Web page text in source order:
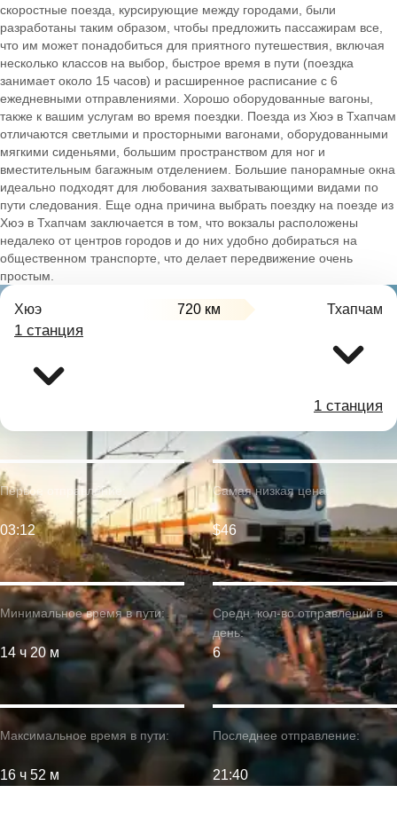
скоростные поезда, курсирующие между городами, были
разработаны таким образом, чтобы предложить пассажирам все,
что им может понадобиться для приятного путешествия, включая
несколько классов на выбор, быстрое время в пути (поездка
занимает около 15 часов) и расширенное расписание с 6
ежедневными отправлениями. Хорошо оборудованные вагоны,
также к вашим услугам во время поездки. Поезда из Хюэ в Тхапчам
отличаются светлыми и просторными вагонами, оборудованными
мягкими сиденьями, большим пространством для ног и
вместительным багажным отделением. Большие панорамные окна
идеально подходят для любования захватывающими видами по
пути следования. Еще одна причина выбрать поездку на поезде из
Хюэ в Тхапчам заключается в том, что вокзалы расположены
недалеко от центров городов и до них удобно добираться на
общественном транспорте, что делает передвижение очень
простым.
Хюэ 720 км Тхапчам
1 станция
1 станция
Минимальное время в пути:
14 ч 20 м
Первое отправление:
03:12
Максимальное время в пути:
16 ч 52 м
Самая низкая цена:
$46
Средн. кол-во отправлений в
день:
6
Последнее отправление:
21:40